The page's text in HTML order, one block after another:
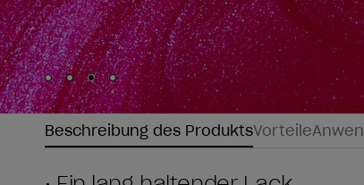
Skip to slide1
Skip to slide2
Skip to slide 3
Skip to slide 4
Beschreibung des ProduktsVorteile